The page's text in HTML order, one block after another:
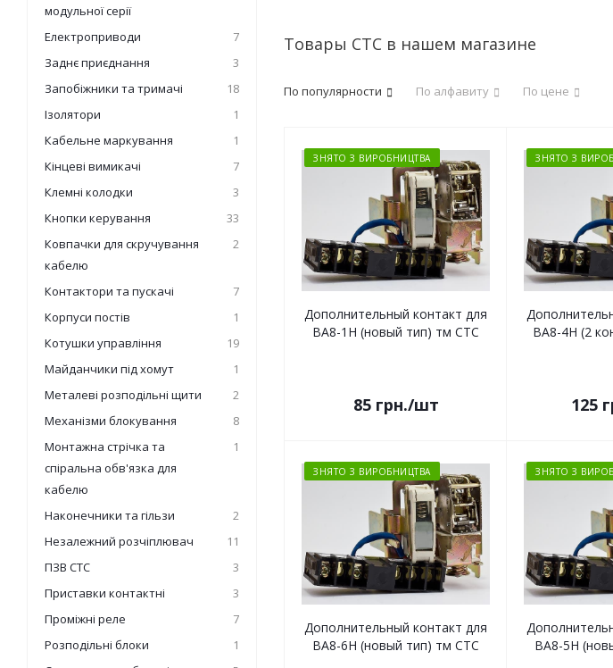
Товары СТС в нашем магазине
По популярности По алфавиту По цене
ЗНЯТО З ВИРОБНИЦТВА
Дополнительный контакт для
ВА8-1Н (новый тип) тм СТС
85грн./шт
ЗНЯТО З
ВА8-4Н (2
125
ЗНЯТО З ВИРОБНИЦТВА
Дополнительный контакт для
ВА8-6Н (новый тип) тм СТС
ЗНЯТО З
ВА8-5Н
модульної серії
Електроприводи
7
Заднє приєднання
3
Запобіжники та тримачі
18
Ізолятори
1
Кабельне маркування
1
Кінцеві вимикачі
7
Клемні колодки
3
Кнопки керування
33
Ковпачки для скручування
кабелю
2
Контактори та пускачі
7
Корпуси постів
1
Котушки управління
19
Майданчики під хомут
1
Металеві розподільні щити
2
Механізми блокування
8
Монтажна стрічка та
спіральна обв'язка для
кабелю
1
Наконечники та гільзи
2
Незалежний розчіплювач
11
ПЗВ СТС
3
Приставки контактні
3
Проміжні реле
7
Розподільні блоки
1